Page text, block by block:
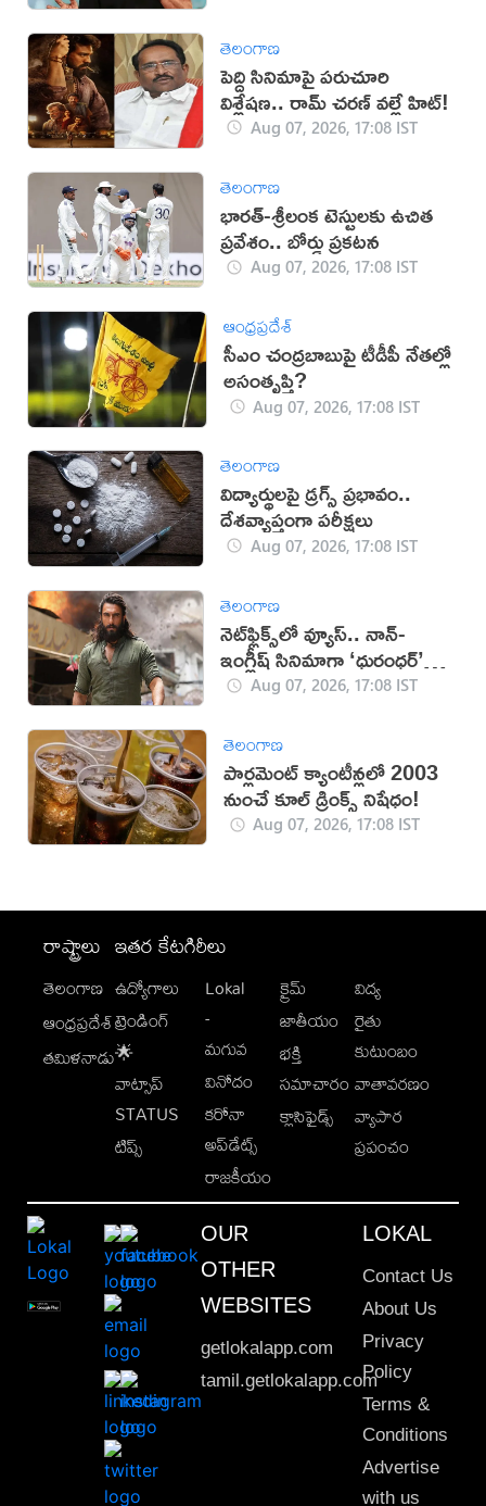
తెలంగాణ
పెద్ది సినిమాపై పరుచూరి
విశ్లేషణ.. రామ్ చరణ్ వల్లే హిట్!
Aug 07, 2026, 17:08 IST
తెలంగాణ
భారత్-శ్రీలంక టెస్టులకు ఉచిత
ప్రవేశం.. బోర్డు ప్రకటన
Aug 07, 2026, 17:08 IST
ఆంధ్రప్రదేశ్
సీఎం చంద్రబాబుపై టీడీపీ నేతల్లో
అసంతృప్తి?
Aug 07, 2026, 17:08 IST
తెలంగాణ
విద్యార్థులపై డ్రగ్స్ ప్రభావం..
దేశవ్యాప్తంగా పరీక్షలు
Aug 07, 2026, 17:08 IST
తెలంగాణ
నెట్‌ఫ్లిక్స్‌లో వ్యూస్.. నాన్-
ఇంగ్లీష్ సినిమాగా ‘ధురంధర్’
రికార్డుAug 07, 2026, 17:08 IST
తెలంగాణ
పార్లమెంట్ క్యాంటీన్లలో 2003
నుంచే కూల్ డ్రింక్స్ నిషేధం!
Aug 07, 2026, 17:08 IST
రాష్ట్రాలు
తెలంగాణ
ఆంధ్రప్రదేశ్
తమిళనాడు
ఇతర కేటగిరీలు
ఉద్యోగాలు
ట్రెండింగ్
🌟
వాట్సాప్
STATUS
టిప్స్
Lokal
-
మగువ
వినోదం
కరోనా
అప్‌డేట్స్
రాజకీయం
క్రైమ్
జాతీయం
భక్తి
సమాచారం
క్లాసిఫైడ్స్
విద్య
రైతు
కుటుంబం
వాతావరణం
వ్యాపార
ప్రపంచం
OUR
OTHER
WEBSITES
getlokalapp.com
tamil.getlokalapp.com
LOKAL
Contact Us
About Us
Privacy
Policy
Terms &
Conditions
Advertise
with us